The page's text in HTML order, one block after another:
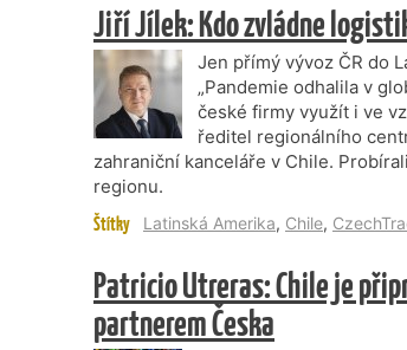
Jiří Jílek: Kdo zvládne
Jen přímý vývoz ČR do
„Pandemie odhalila v
české firmy využít i ve
ředitel regionálního
zahraniční kanceláře v Chile.
regionu.
Štítky Latinská Amerika, Chile,
Patricio Utreras: Chile je
partnerem Česka